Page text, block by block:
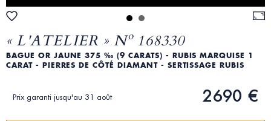
« L'ATELIER » Nº 168330
BAGUE OR JAUNE 375 ‰ (9 CARATS) - RUBIS MARQUISE 1
CARAT - PIERRES DE CÔTÉ DIAMANT - SERTISSAGE RUBIS
Prix garanti jusqu'au 31 août 2690 €